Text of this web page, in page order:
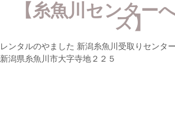
【糸魚川センター
ス】
レンタルのやました 新潟糸魚川受取りセンター
新潟県糸魚川市大字寺地２２５